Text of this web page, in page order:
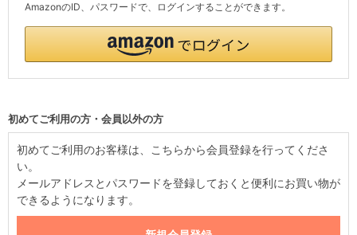
AmazonのID、パスワードで、ログインすることができます。
初めてご利用の方・会員以外の方
初めてご利用のお客様は、こちらから会員登録を行ってくださ
い。
メールアドレスとパスワードを登録しておくと便利にお買い物が
できるようになります。